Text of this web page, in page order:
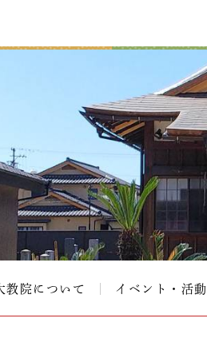
教院について イベント・活動